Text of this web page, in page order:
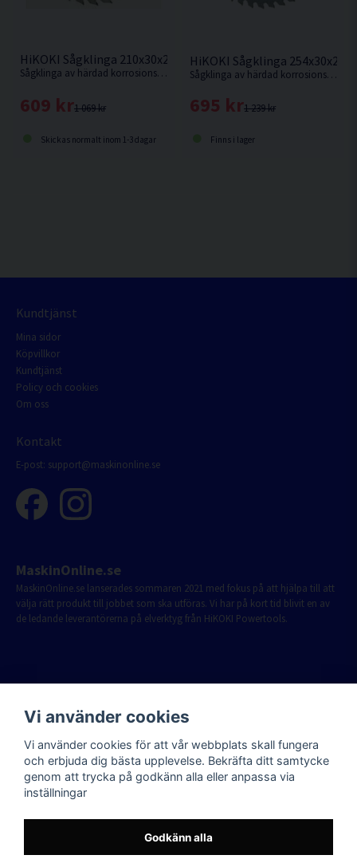
HiKOKI Sågklinga 210x30x2,4mm 30T
Sågklinga av härdad korrosionsbeständigt stål för sågning i hårt och mjukt trä.
1 069 kr
609 kr
Skickas normalt inom 1-3 dagar
HiKOKI Sågklinga
Sågklinga av härdad korrosionsbeständigt stål för kapning i hårt och mjukt trä.
1 239 kr
695 kr
Finns i lager
Kundtjänst
Mina sidor
Köpvillkor
Kundtjänst
Policy och cookies
Om oss
Kontakt
E-post: support@maskinonline.se
MaskinOnline.se
MaskinOnline.se lanserades sommaren 2021 med fokus på att hjälpa till att
välja rätt produkt till jobbet som ska utföras. Vi har på kort tid blivit en av
de ledande leverantörerna på elverktyg från HiKOKI Powertools.
Vi använder cookies
Vi använder cookies för att vår webbplats skall fungera
och erbjuda dig bästa upplevelse. Bekräfta ditt samtycke
genom att trycka på godkänn alla eller anpassa via
inställningar
Godkänn alla